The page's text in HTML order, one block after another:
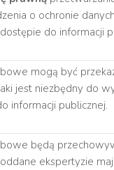
o ochronie
do informacji
mogą być
jest niezbędny do
informacji publicznej.
będą
ekspertyzie